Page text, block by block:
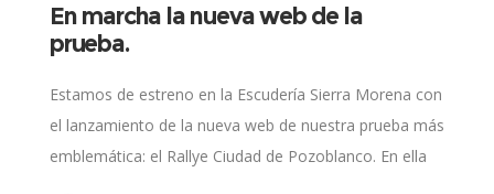
En marcha la nueva web de la
prueba.
Estamos de estreno en la Escudería Sierra Morena con
el lanzamiento de la nueva web de nuestra prueba más
emblemática: el Rallye Ciudad de Pozoblanco. En ella